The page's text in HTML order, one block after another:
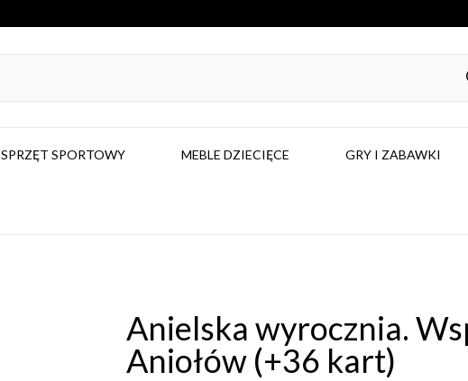
SPRZĘT SPORTOWY MEBLE DZIECIĘCE GRY I ZABAWKI
Anielska wyrocznia.
Aniołów (+36 kart)